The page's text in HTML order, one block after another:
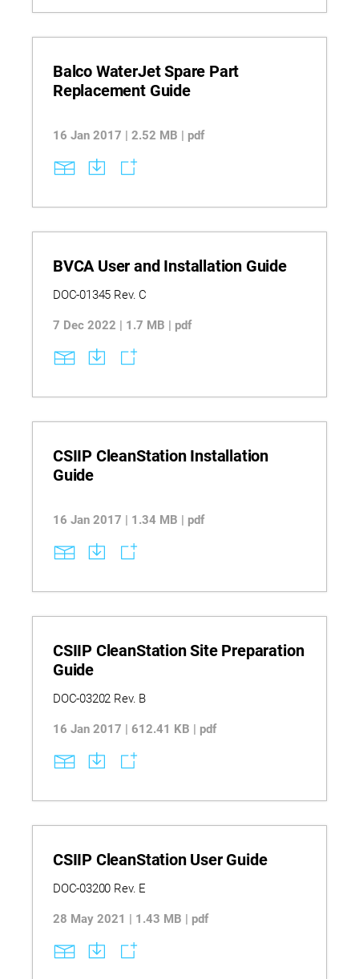
Balco WaterJet Spare Part
Replacement Guide
16 Jan 2017 | 2.52 MB | pdf
BVCA User and Installation Guide
DOC-01345 Rev. C
7 Dec 2022 | 1.7 MB | pdf
CSIIP CleanStation Installation
Guide
16 Jan 2017 | 1.34 MB | pdf
CSIIP CleanStation Site Preparation
Guide
DOC-03202 Rev. B
16 Jan 2017 | 612.41 KB | pdf
CSIIP CleanStation User Guide
DOC-03200 Rev. E
28 May 2021 | 1.43 MB | pdf